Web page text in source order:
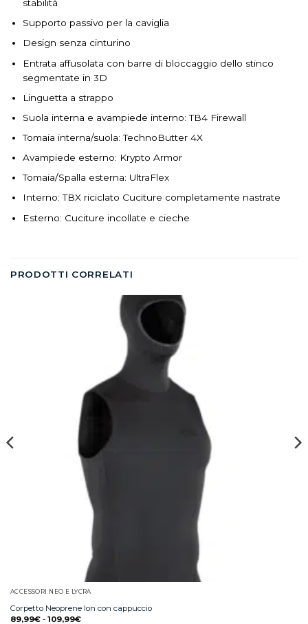
stabilità
Supporto passivo per la caviglia
Design senza cinturino
Entrata affusolata con barre di bloccaggio dello stinco
segmentate in 3D
Linguetta a strappo
Suola interna e avampiede interno: TB4 Firewall
Tomaia interna/suola: TechnoButter 4X
Avampiede esterno: Krypto Armor
Tomaia/Spalla esterna: UltraFlex
Interno: TBX riciclato Cuciture completamente nastrate
Esterno: Cuciture incollate e cieche
PRODOTTI CORRELATI
ACCESSORI NEO E LYCRA
Corpetto Neoprene Ion con cappuccio
89,99€ - 109,99€